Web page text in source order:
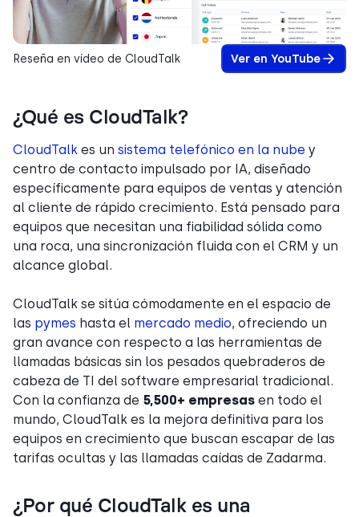
Reseña en vídeo de CloudTalk Ver en YouTube
¿Qué es CloudTalk?
CloudTalk es un sistema telefónico en la nube y
centro de contacto impulsado por IA, diseñado
específicamente para equipos de ventas y atención
al cliente de rápido crecimiento. Está pensado para
equipos que necesitan una fiabilidad sólida como
una roca, una sincronización fluida con el CRM y un
alcance global.
CloudTalk se sitúa cómodamente en el espacio de
las pymes hasta el mercado medio, ofreciendo un
gran avance con respecto a las herramientas de
llamadas básicas sin los pesados quebraderos de
cabeza de TI del software empresarial tradicional.
Con la confianza de 5,500+ empresas en todo el
mundo, CloudTalk es la mejora definitiva para los
equipos en crecimiento que buscan escapar de las
tarifas ocultas y las llamadas caídas de Zadarma.
¿Por qué CloudTalk es una